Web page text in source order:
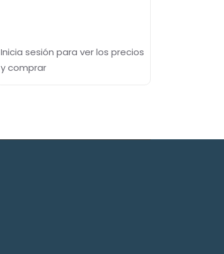
Inicia sesión para ver los precios
y comprar